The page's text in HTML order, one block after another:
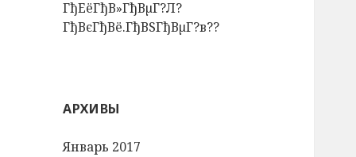
ГђЕёГђВ»ГђВµГ?Л?
ГђВєГђВё.ГђВЅГђВµГ?в??
АРХИВЫ
Январь 2017